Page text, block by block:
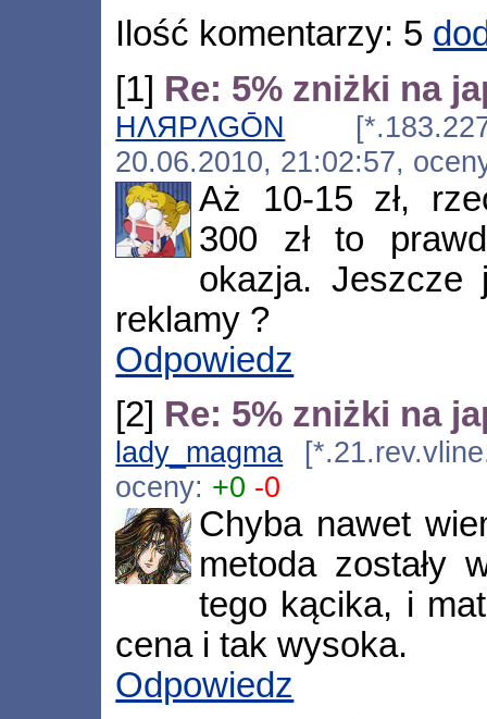
Ilość komentarzy: 5
[1] Re: 5% zniżki na
HΛЯPΛGŌN
20.06.2010, 21:02:57,
Aż 10-15 zł,
300 zł to
okazja. Jeszcze
reklamy ?
Odpowiedz
[2] Re: 5% zniżki na
lady_magma
oceny: +0 -0
Chyba nawet
metoda zostały
tego kącika, i
cena i tak wysoka.
Odpowiedz